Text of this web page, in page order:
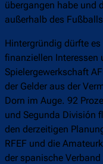
übergangen habe und
außerhalb des
Hintergründig dürfte
finanziellen Interessen
Spielergewerkschaft
der Gelder aus der
Dorn im Auge. 92
und Segunda División
den derzeitigen
RFEF und die
der spanische